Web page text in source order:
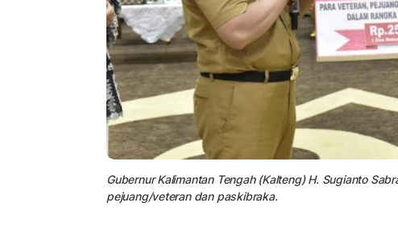
Gubernur Kalimantan Tengah (Kalteng) H. Sugianto
pejuang/veteran dan paskibraka.